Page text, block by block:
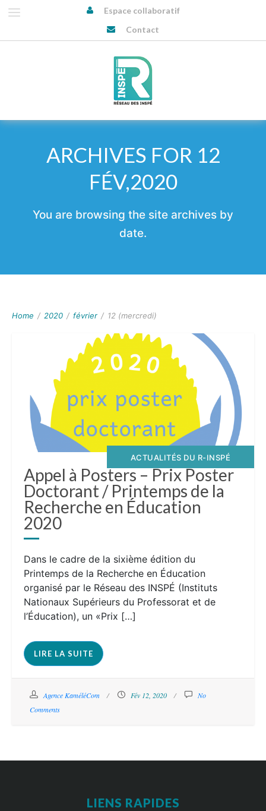
Espace collaboratif
Contact
ARCHIVES FOR 12
FÉV,2020
You are browsing the site archives by
date.
Home / 2020 / février / 12 (mercredi)
ACTUALITÉS DU R-INSPÉ
Appel à Posters – Prix Poster
Doctorant / Printemps de la
Recherche en Éducation
2020
Dans le cadre de la sixième édition du
Printemps de la Recherche en Éducation
organisé par le Réseau des INSPÉ (Instituts
Nationaux Supérieurs du Professorat et de
l’Éducation), un «Prix […]
LIRE LA SUITE
Agence KaméléCom Fév 12, 2020
No
Comments
LIENS RAPIDES